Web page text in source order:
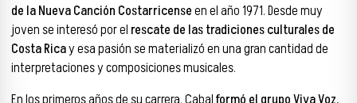
de la Nueva Canción Costarricenseen el año 1971. Desde muy
joven se interesó por el rescate de las tradiciones culturales de
Costa Ricay esa pasión se materializó en una gran cantidad de
interpretaciones y composiciones musicales.